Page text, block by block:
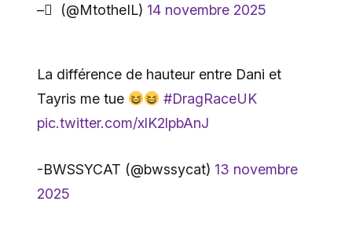
– ً (@MtotheIL) 14 novembre 2025
La différence de hauteur entre Dani et
Tayris me tue
#DragRaceUK
pic.twitter.com/xlK2lpbAnJ
-BWSSYCAT (@bwssycat) 13 novembre
2025